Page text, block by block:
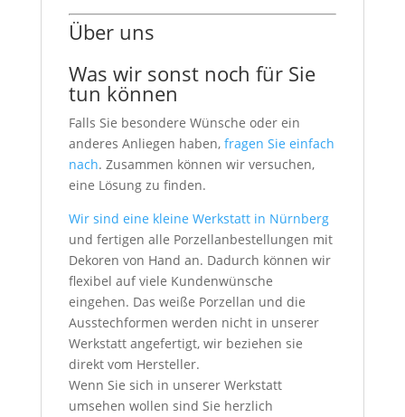
Über uns
Was wir sonst noch für Sie
tun können
Falls Sie besondere Wünsche oder ein
anderes Anliegen haben, fragen Sie einfach
nach. Zusammen können wir versuchen,
eine Lösung zu finden.
Wir sind eine kleine Werkstatt in Nürnberg
und fertigen alle Porzellanbestellungen mit
Dekoren von Hand an. Dadurch können wir
flexibel auf viele Kundenwünsche
eingehen. Das weiße Porzellan und die
Ausstechformen werden nicht in unserer
Werkstatt angefertigt, wir beziehen sie
direkt vom Hersteller.
Wenn Sie sich in unserer Werkstatt
umsehen wollen sind Sie herzlich